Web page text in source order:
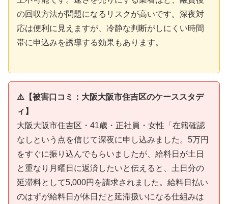
の回収方法が問題になるリスクが高いです。深夜対
応は便利に見えますが、冷静な判断がしにくい時間
帯に申込みを誘導する効果もあります。
⚠️【被害口コミ：大阪大阪市住吉区のケーススタデ
ィ】
大阪大阪市住吉区・41歳・正社員・女性「在籍確認
なしという点を信じて深夜に申し込みました。5万円
をすぐに振り込んでもらいましたが、給料日が土日
と重なり月曜日に返済したいと伝えると、土日分の
延滞料として5,000円を請求されました。給料日払い
のはずが給料日が休日だと延滞扱いになる仕組みは